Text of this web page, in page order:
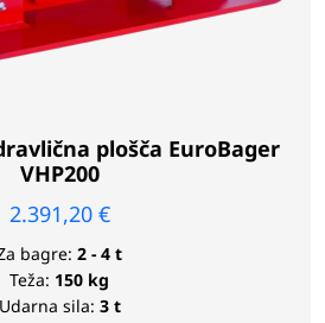
plošča EuroBager
VHP200
2.391,20 €
bagre: 2 - 4 t
Teža: 150 kg
Udarna sila: 3 t